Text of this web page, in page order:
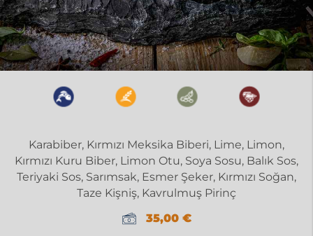
Karabiber, Kırmızı Meksika Biberi, Lime, Limon,
Kırmızı Kuru Biber, Limon Otu, Soya Sosu, Balık Sos,
Teriyaki Sos, Sarımsak, Esmer Şeker, Kırmızı Soğan,
Taze Kişniş, Kavrulmuş Pirinç
35,00 €